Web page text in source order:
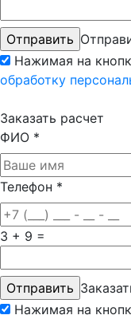
Нажимая на
обработку
Заказать расчет
ФИО *
Телефон *
3 + 9 =
Нажимая на